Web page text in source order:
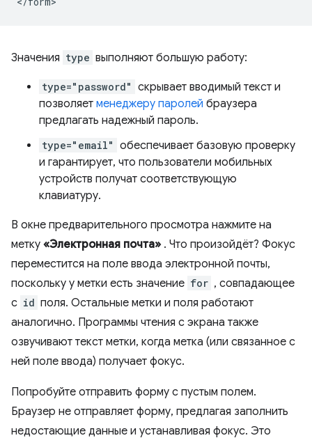
Значения type выполняют большую работу:
type="password" скрывает вводимый текст и
позволяет менеджеру паролей браузера
предлагать надежный пароль.
type="email" обеспечивает базовую проверку
и гарантирует, что пользователи мобильных
устройств получат соответствующую
клавиатуру.
В окне предварительного просмотра нажмите на
метку «Электронная почта» . Что произойдёт? Фокус
переместится на поле ввода электронной почты,
поскольку у метки есть значение for , совпадающее
с id поля. Остальные метки и поля работают
аналогично. Программы чтения с экрана также
озвучивают текст метки, когда метка (или связанное с
ней поле ввода) получает фокус.
Попробуйте отправить форму с пустым полем.
Браузер не отправляет форму, предлагая заполнить
недостающие данные и устанавливая фокус. Это